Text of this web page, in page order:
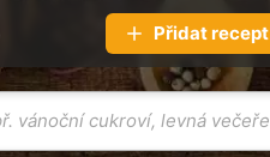
Přidat recept